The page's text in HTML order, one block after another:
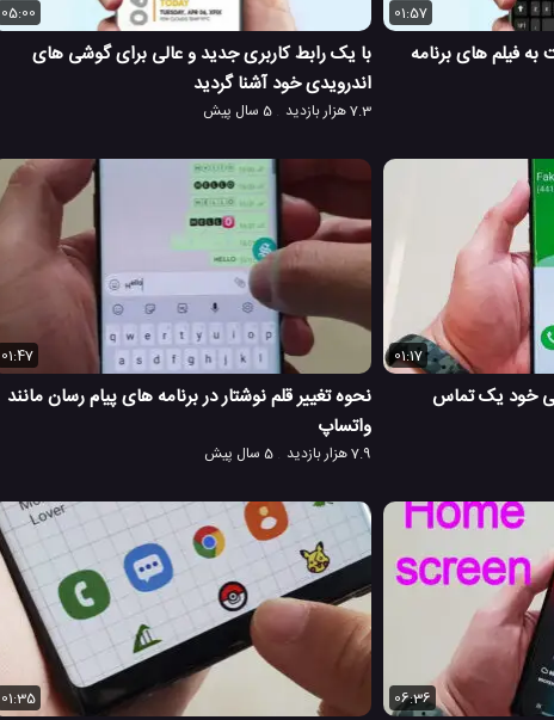
01:57
فیلم های برنامه
05:00
با یک رابط کاربری جدید و عالی برای گوشی های
اندرویدی خود آشنا گردید
7.3 هزار بازدید 5 سال پیش
01:17
خود یک تماس
01:47
نحوه تغییر قلم نوشتار در برنامه های پیام رسان مانند
واتساپ
7.9 هزار بازدید 5 سال پیش
06:36
01:35